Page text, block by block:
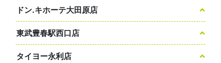
ドン.キホーテ大田原店
東武豊春駅西口店
タイヨー永利店